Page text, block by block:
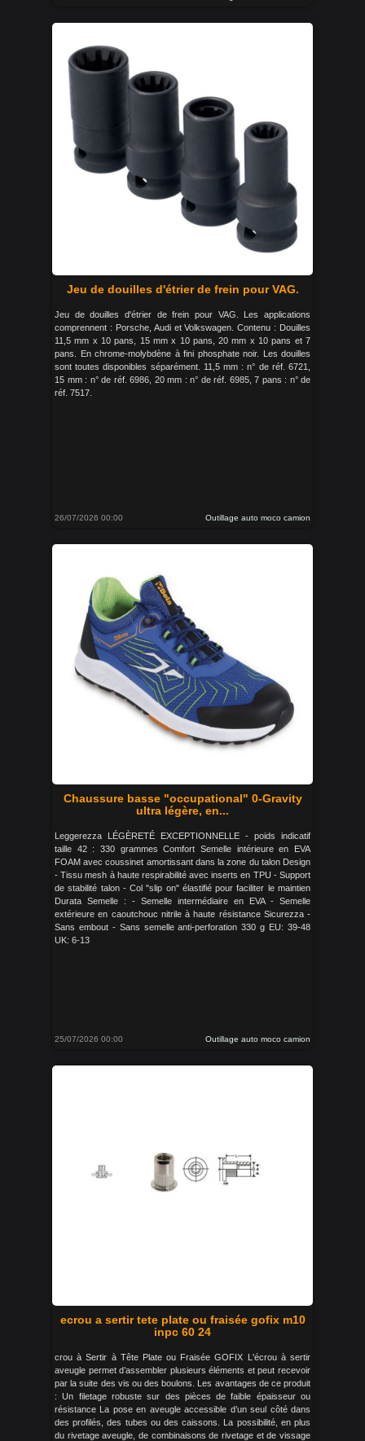
Jeu de douilles d'étrier de frein pour VAG.
Jeu de douilles d'étrier de frein pour VAG. Les applications
comprennent : Porsche, Audi et Volkswagen. Contenu : Douilles
11,5 mm x 10 pans, 15 mm x 10 pans, 20 mm x 10 pans et 7
pans. En chrome-molybdène à fini phosphate noir. Les douilles
sont toutes disponibles séparément. 11,5 mm : n° de réf. 6721,
15 mm : n° de réf. 6986, 20 mm : n° de réf. 6985, 7 pans : n° de
réf. 7517.
26/07/2026 00:00 Outillage auto moco camion
Chaussure basse "occupational" 0-Gravity
ultra légère, en...
Leggerezza LÉGÈRETÉ EXCEPTIONNELLE - poids indicatif
taille 42 : 330 grammes Comfort Semelle intérieure en EVA
FOAM avec coussinet amortissant dans la zone du talon Design
- Tissu mesh à haute respirabilité avec inserts en TPU - Support
de stabilité talon - Col "slip on" élastifié pour faciliter le maintien
Durata Semelle : - Semelle intermédiaire en EVA - Semelle
extérieure en caoutchouc nitrile à haute résistance Sicurezza -
Sans embout - Sans semelle anti-perforation 330 g EU: 39-48
UK: 6-13
25/07/2026 00:00 Outillage auto moco camion
ecrou a sertir tete plate ou fraisée gofix m10
inpc 60 24
crou à Sertir à Tête Plate ou Fraisée GOFIX L'écrou à sertir
aveugle permet d’assembler plusieurs éléments et peut recevoir
par la suite des vis ou des boulons. Les avantages de ce produit
: Un filetage robuste sur des pièces de faible épaisseur ou
résistance La pose en aveugle accessible d’un seul côté dans
des profilés, des tubes ou des caissons. La possibilité, en plus
du rivetage aveugle, de combinaisons de rivetage et de vissage